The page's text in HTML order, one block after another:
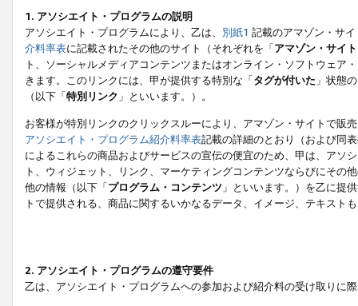
1. アソシエイト・プログラムの説明
アソシエイト・プログラムにより、乙は、 別紙1 記載のアマゾン・サ
介料率表に記載されたその他のサイト（それぞれを「アマゾン・サイト
ト、ソーシャルメディアコンテンツまたはオンライン・ソフトウェア
きます。このリンクには、甲が提供する特別な「タグが付いた 」状態
（以下「特別リンク 」といいます。）。
お客様が特別リンクのクリックスルーにより、アマゾン・サイトで販
アソシエイト・プログラム紹介料率表記載の詳細のとおり（および同
によるこれらの商品およびサービスの宣伝の便宜のため、甲は、アソ
ト、ウィジェット、リンク、マーケティングコンテンツならびにその
他の情報（以下「プログラム・コンテンツ 」といいます。）を乙に提
トで提供される、商品に関するいかなるデータ、イメージ、テキス
2. アソシエイト・プログラムの遵守要件
乙は、アソシエイト・プログラムへの参加および紹介料の受け取りに